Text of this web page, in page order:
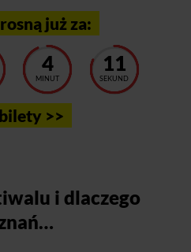
już za:
4
MINUT
6
SEKUND
>>
i dlaczego